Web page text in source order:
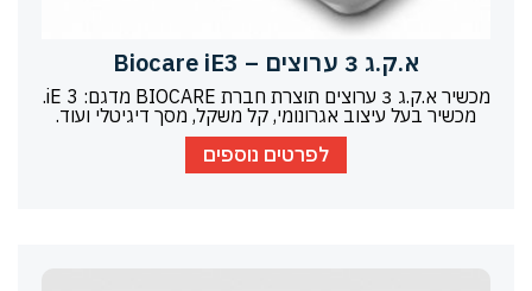
א.ק.ג 3 ערוצים – Biocare iE3
מכשיר א.ק.ג 3 ערוצים תוצרת חברת BIOCARE מדגם: iE 3.
מכשיר בעל עיצוב אגרונומי, קל משקל, מסך דיגיטלי ועוד.
לפרטים נוספים